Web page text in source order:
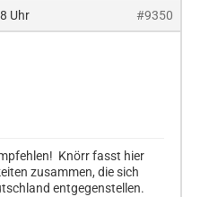
Uhr #9350
Knörr fasst hier
zusammen, die sich
entgegenstellen.